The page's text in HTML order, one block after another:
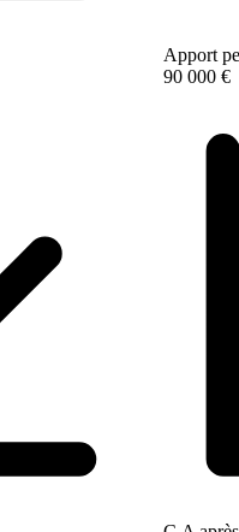
Apport
90 000 €